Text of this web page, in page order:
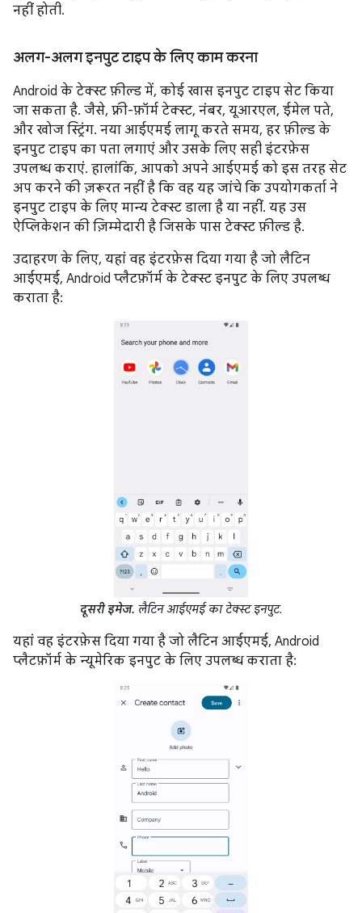
नहीं होती.
अलग-अलग इनपुट टाइप के लिए काम करना
Android के टेक्स्ट फ़ील्ड में, कोई खास इनपुट टाइप सेट किया
जा सकता है. जैसे, फ़्री-फ़ॉर्म टेक्स्ट, नंबर, यूआरएल, ईमेल पते,
और खोज स्ट्रिंग. नया आईएमई लागू करते समय, हर फ़ील्ड के
इनपुट टाइप का पता लगाएं और उसके लिए सही इंटरफ़ेस
उपलब्ध कराएं. हालांकि, आपको अपने आईएमई को इस तरह सेट
अप करने की ज़रूरत नहीं है कि वह यह जांचे कि उपयोगकर्ता ने
इनपुट टाइप के लिए मान्य टेक्स्ट डाला है या नहीं. यह उस
ऐप्लिकेशन की ज़िम्मेदारी है जिसके पास टेक्स्ट फ़ील्ड है.
उदाहरण के लिए, यहां वह इंटरफ़ेस दिया गया है जो लैटिन
आईएमई, Android प्लैटफ़ॉर्म के टेक्स्ट इनपुट के लिए उपलब्ध
कराता है:
दूसरी इमेज. लैटिन आईएमई का टेक्स्ट इनपुट.
यहां वह इंटरफ़ेस दिया गया है जो लैटिन आईएमई, Android
प्लैटफ़ॉर्म के न्यूमेरिक इनपुट के लिए उपलब्ध कराता है: